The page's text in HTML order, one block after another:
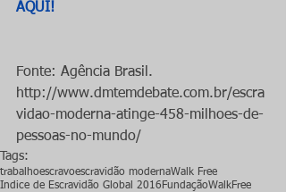
AQUI!
Fonte: Agência Brasil.
http://www.dmtemdebate.com.br/escra
vidao-moderna-atinge-458-milhoes-de-
pessoas-no-mundo/
Tags:
trabalhoescravoescravidão modernaWalk Free
Índice de Escravidão Global 2016 FundaçãoWalkFree